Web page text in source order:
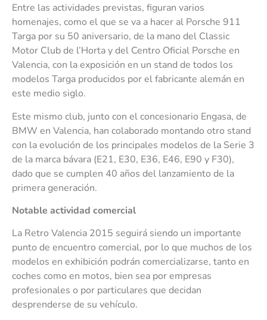
Entre las actividades previstas, figuran varios
homenajes, como el que se va a hacer al Porsche 911
Targa por su 50 aniversario, de la mano del Classic
Motor Club de l’Horta y del Centro Oficial Porsche en
Valencia, con la exposición en un stand de todos los
modelos Targa producidos por el fabricante alemán en
este medio siglo.
Este mismo club, junto con el concesionario Engasa, de
BMW en Valencia, han colaborado montando otro stand
con la evolución de los principales modelos de la Serie 3
de la marca bávara (E21, E30, E36, E46, E90 y F30),
dado que se cumplen 40 años del lanzamiento de la
primera generación.
Notable actividad comercial
La Retro Valencia 2015 seguirá siendo un importante
punto de encuentro comercial, por lo que muchos de los
modelos en exhibición podrán comercializarse, tanto en
coches como en motos, bien sea por empresas
profesionales o por particulares que decidan
desprenderse de su vehículo.